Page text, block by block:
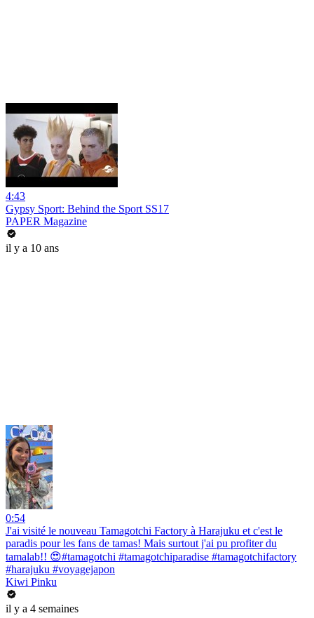
4:43
Gypsy Sport: Behind the Sport SS17
PAPER Magazine
il y a 10 ans
0:54
J'ai visité le nouveau Tamagotchi Factory à Harajuku et c'est le
paradis pour les fans de tamas! Mais surtout j'ai pu profiter du
tamalab!! 😍#tamagotchi #tamagotchiparadise #tamagotchifactory
#harajuku #voyagejapon
Kiwi Pinku
il y a 4 semaines